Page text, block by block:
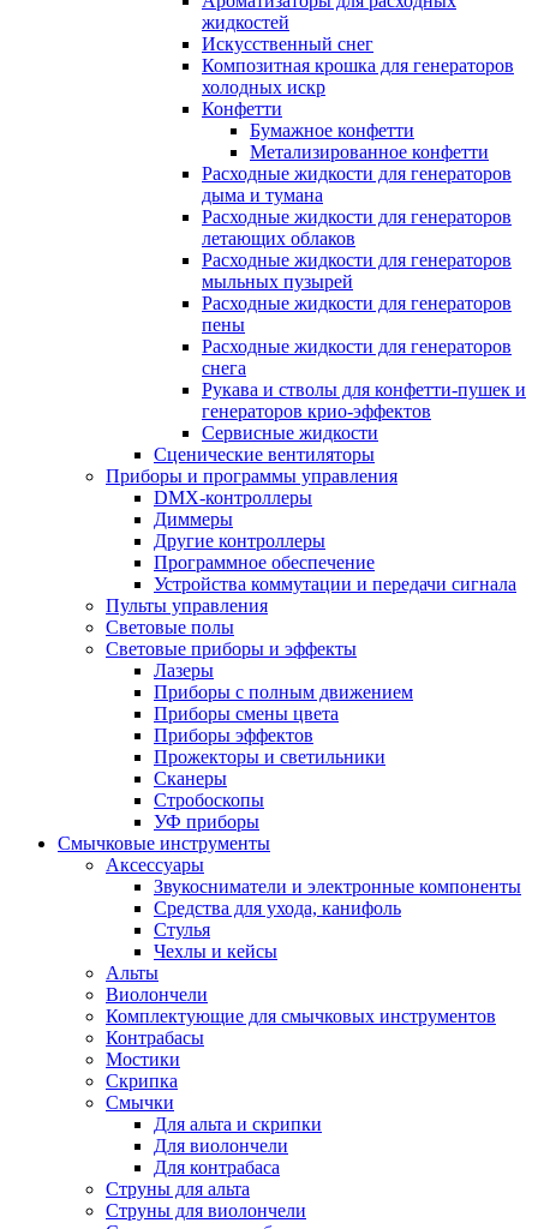
жидкостей
Искусственный снег
Композитная крошка для генераторов
холодных искр
Конфетти
Бумажное конфетти
Метализированное конфетти
Расходные жидкости для генераторов
дыма и тумана
Расходные жидкости для генераторов
летающих облаков
Расходные жидкости для генераторов
мыльных пузырей
Расходные жидкости для генераторов
пены
Расходные жидкости для генераторов
снега
Рукава и стволы для конфетти-пушек и
генераторов крио-эффектов
Сервисные жидкости
Сценические вентиляторы
Приборы и программы управления
DMX-контроллеры
Диммеры
Другие контроллеры
Программное обеспечение
Устройства коммутации и передачи сигнала
Пульты управления
Световые полы
Световые приборы и эффекты
Лазеры
Приборы с полным движением
Приборы смены цвета
Приборы эффектов
Прожекторы и светильники
Сканеры
Стробоскопы
УФ приборы
Смычковые инструменты
Аксессуары
Звукосниматели и электронные компоненты
Средства для ухода, канифоль
Стулья
Чехлы и кейсы
Альты
Виолончели
Комплектующие для смычковых инструментов
Контрабасы
Мостики
Скрипка
Смычки
Для альта и скрипки
Для виолончели
Для контрабаса
Струны для альта
Струны для виолончели